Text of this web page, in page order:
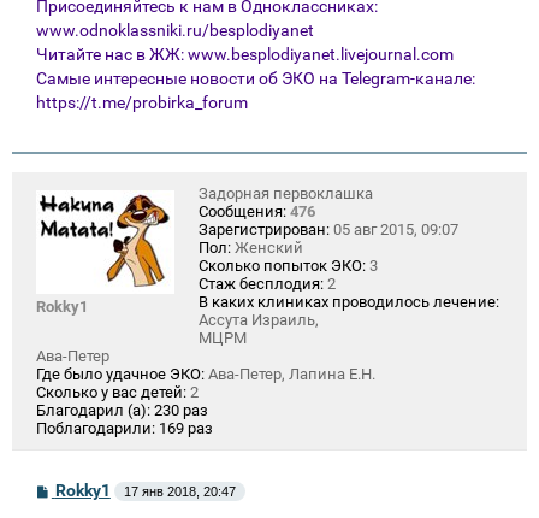
Присоединяйтесь к нам в Одноклассниках:
www.odnoklassniki.ru/besplodiyanet
Читайте нас в ЖЖ:www.besplodiyanet.livejournal.com
Самые интересные новости об ЭКО на Telegram-канале:
https://t.me/probirka_forum
Rokky1
Задорная первоклашка
Сообщения: 476
Зарегистрирован: 05 авг 2015, 09:07
Пол: Женский
Сколько попыток ЭКО: 3
Стаж бесплодия: 2
В каких клиниках проводилось лечение:
Ассута Израиль,
МЦРМ
Ава-Петер
Где было удачное ЭКО: Ава-Петер, Лапина Е.Н.
Сколько у вас детей: 2
Благодарил (а): 230 раз
Поблагодарили: 169 раз
СRokky1 17 янв 2018, 20:47